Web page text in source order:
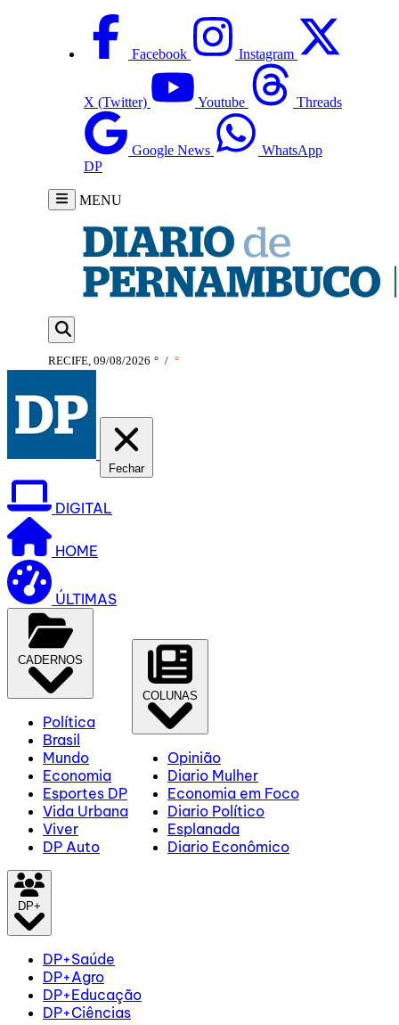
Facebook Instagram
X (Twitter) Youtube Threads
Google News
WhatsApp
DP
MENU
RECIFE, 09/08/2026 ° / °
Fechar
DIGITAL
HOME
ÚLTIMAS
CADERNOS
Política
Brasil
Mundo
Economia
Esportes DP
Vida Urbana
Viver
DP Auto
COLUNAS
Opinião
Diario Mulher
Economia em Foco
Diario Político
Esplanada
Diario Econômico
DP+
DP+Saúde
DP+Agro
DP+Educação
DP+Ciências